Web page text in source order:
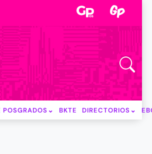
POSGRADOS BKTE DIRECTORIOS